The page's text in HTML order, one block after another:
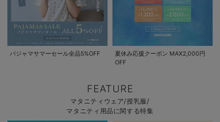
パジャマサマーセール全品5%OFF
夏休み応援クーポン MAX2,000円
OFF
FEATURE
マタニティウェア/授乳服/
マタニティ用品に関する特集